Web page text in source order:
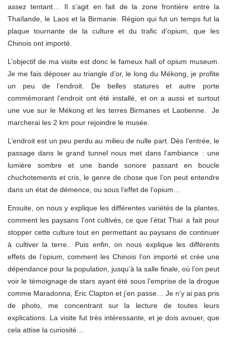
assez tentant… Il s’agit en fait de la zone frontière entre la
Thaïlande, le Laos et la Birmanie. Région qui fut un temps fut la
plaque tournante de la culture et du trafic d’opium, que les
Chinois ont importé.
L’objectif de ma visite est donc le fameux hall of opium museum.
Je me fais déposer au triangle d’or, le long du Mékong, je profite
un peu de l’endroit. De belles statures et autre porte
commémorant l’endroit ont été installé, et on a aussi et surtout
une vue sur le Mékong et les terres Birmanes et Laotienne. Je
marcherai les 2 km pour rejoindre le musée.
L’endroit est un peu perdu au milieu de nulle part. Dès l’entrée, le
passage dans le grand tunnel nous met dans l’ambiance : une
lumière sombre et une bande sonore passant en boucle
chuchotements et cris, le genre de chose que l’on peut entendre
dans un état de démence, ou sous l’effet de l’opium…
Ensuite, on nous y explique les différentes variétés de la plantes,
comment les paysans l’ont cultivés, ce que l’état Thaï a fait pour
stopper cette culture tout en permettant au paysans de continuer
à cultiver la terre.. Puis enfin, on nous explique les différents
effets de l’opium, comment les Chinois l’on importé et crée une
dépendance pour la population, jusqu’à la salle finale, où l’on peut
voir le témoignage de stars ayant été sous l’emprise de la drogue
comme Maradonna, Eric Clapton et j’en passe… Je n’y ai pas pris
de photo, me concentrant sur la lecture de toutes leurs
explications. La visite fut très intéressante, et je dois avouer, que
cela attise la curiosité…